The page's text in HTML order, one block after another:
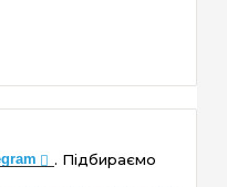
. Підбираємо